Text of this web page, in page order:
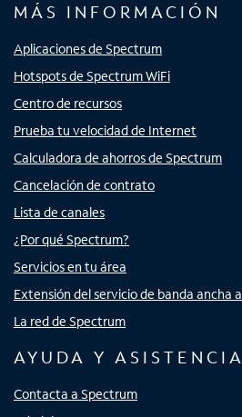
MÁS INFORMACIÓN
Aplicaciones de Spectrum
Hotspots de Spectrum WiFi
Centro de recursos
Prueba tu velocidad de Internet
Calculadora de ahorros de Spectrum
Cancelación de contrato
Lista de canales
¿Por qué Spectrum?
Servicios en tu área
Extensión del servicio de banda ancha
La red de Spectrum
AYUDA Y
Contacta a Spectrum